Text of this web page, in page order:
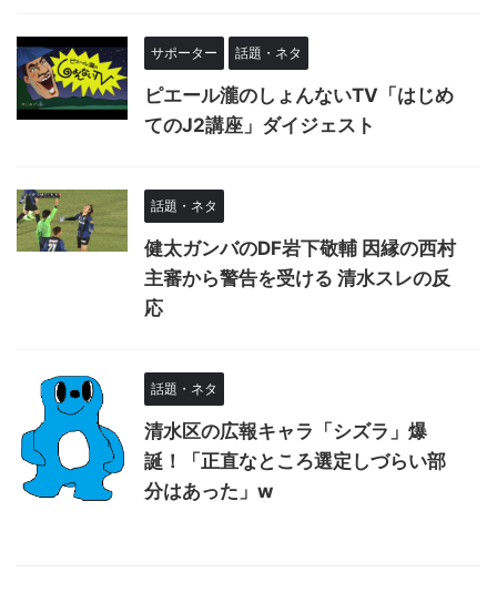
サポーター 話題・ネタ
ピエール瀧のしょんないTV「はじめ
てのJ2講座」ダイジェスト
話題・ネタ
健太ガンバのDF岩下敬輔 因縁の西村
主審から警告を受ける 清水スレの反
応
話題・ネタ
清水区の広報キャラ「シズラ」爆
誕！「正直なところ選定しづらい部
分はあった」w